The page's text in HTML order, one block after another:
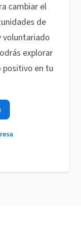
cambiar el
de
voluntariado
explorar
positivo en tu